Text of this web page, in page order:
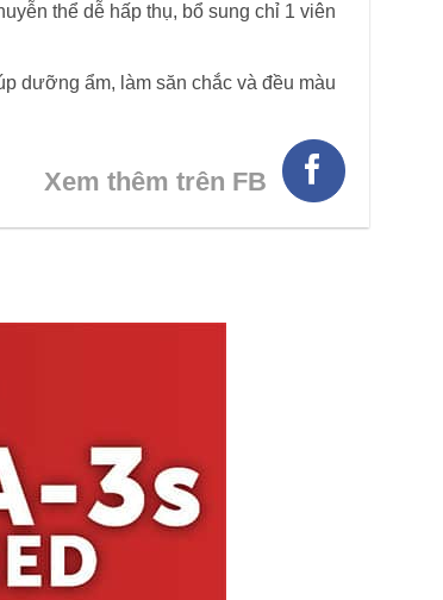
thể dễ hấp thụ, bổ sung chỉ 1 viên
dưỡng ẩm, làm săn chắc và đều màu
Xem thêm trên FB